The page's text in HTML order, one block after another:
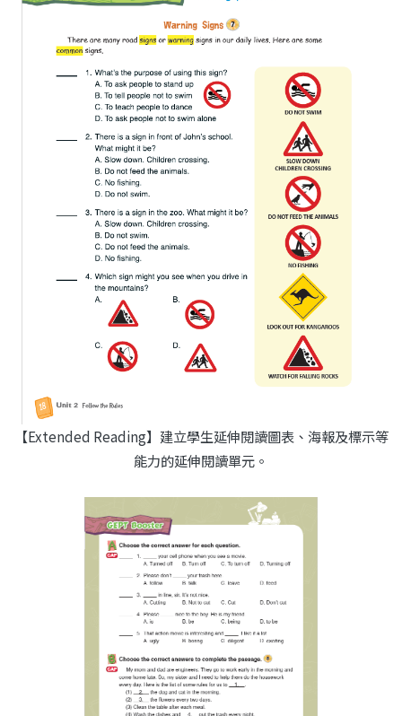
【Extended Reading】建立學生延伸閱讀圖表、海報及標示等
能力的延伸閱讀單元。